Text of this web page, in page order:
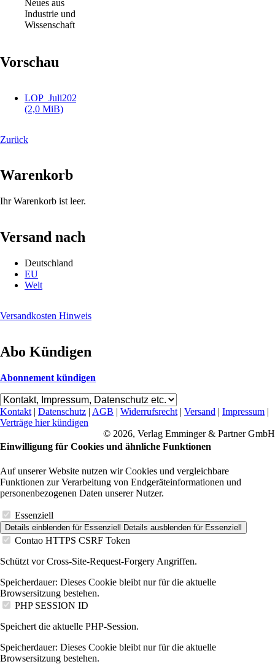
Neues aus
Industrie und
Wissenschaft
Vorschau
LOP_Juli2025.pdf
(2,0 MiB)
Zurück
Warenkorb
Ihr Warenkorb ist leer.
Versand nach
Deutschland
EU
Welt
Versandkosten Hinweis
Abo Kündigen
Abonnement kündigen
Kontakt | Datenschutz | AGB | Widerrufsrecht | Versand | Impressum |
Verträge hier kündigen
© 2026, Verlag Emminger & Partner GmbH
Einwilligung für Cookies und ähnliche Funktionen
Auf unserer Website nutzen wir Cookies und vergleichbare
Funktionen zur Verarbeitung von Endgeräteinformationen und
personenbezogenen Daten unserer Nutzer.
Essenziell
Details einblenden für Essenziell Details ausblenden für Essenziell
Contao HTTPS CSRF Token
Schützt vor Cross-Site-Request-Forgery Angriffen.
Speicherdauer: Dieses Cookie bleibt nur für die aktuelle
Browsersitzung bestehen.
PHP SESSION ID
Speichert die aktuelle PHP-Session.
Speicherdauer: Dieses Cookie bleibt nur für die aktuelle
Browsersitzung bestehen.